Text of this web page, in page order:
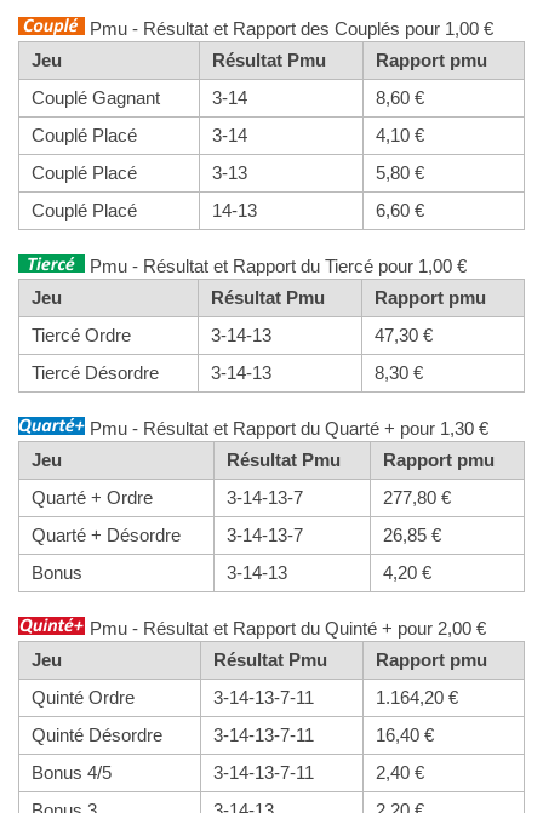
Pmu - Résultat et Rapport des Couplés pour 1,00 €
Jeu
Résultat Pmu
Rapport pmu
Couplé Gagnant
3-14
8,60 €
Couplé Placé
3-14
4,10 €
Couplé Placé
3-13
5,80 €
Couplé Placé
14-13 6,60 €
Pmu - Résultat et Rapport du Tiercé pour 1,00 €
Jeu
Résultat Pmu
Rapport pmu
Tiercé Ordre
3-14-13
47,30 €
Tiercé Désordre
3-14-13 8,30 €
Pmu - Résultat et Rapport du Quarté + pour 1,30 €
Jeu
Résultat Pmu
Rapport pmu
Quarté + Ordre
3-14-13-7
277,80 €
Quarté + Désordre
3-14-13-7
26,85 €
Bonus
3-14-13 4,20 €
Pmu - Résultat et Rapport du Quinté + pour 2,00 €
Jeu
Résultat Pmu
Rapport pmu
Quinté Ordre
3-14-13-7-11
1.164,20 €
Quinté Désordre
3-14-13-7-11
16,40 €
Bonus 4/5
3-14-13-7-11
2,40 €